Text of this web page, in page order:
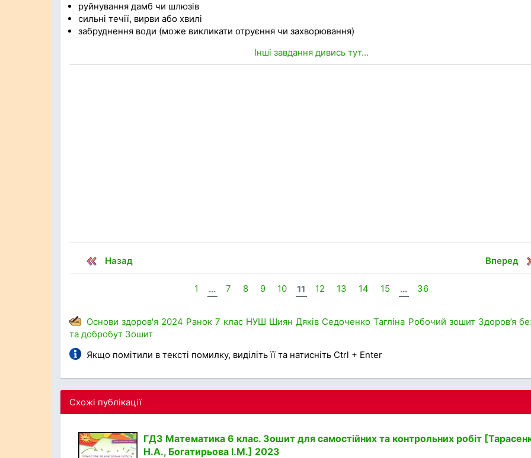
руйнування дамб чи шлюзів
сильні течії, вирви або хвилі
забруднення води (може викликати отруєння чи захворювання)
Інші завдання дивись тут...
Назад Вперед
1 ... 7 8 9 10 11 12 13 14 15 ... 36
Основи здоров'я 2024 Ранок 7 клас НУШ Шиян Дяків Седоченко Тагліна Робочий зошит Здоров’я
та добробут Зошит
Якщо помітили в тексті помилку, виділіть її та натисніть Ctrl + Enter
Схожі публікації
ГДЗ Математика 6 клас. Зошит для самостійних та контрольних робіт
Н.А., Богатирьова І.М.] 2023